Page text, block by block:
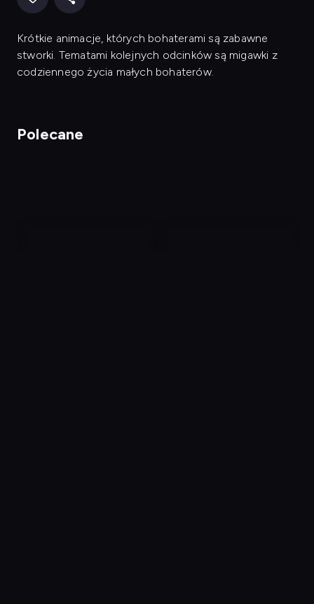
Krótkie animacje, których bohaterami są zabawne
stworki. Tematami kolejnych odcinków są migawki z
codziennego życia małych bohaterów.
Polecane